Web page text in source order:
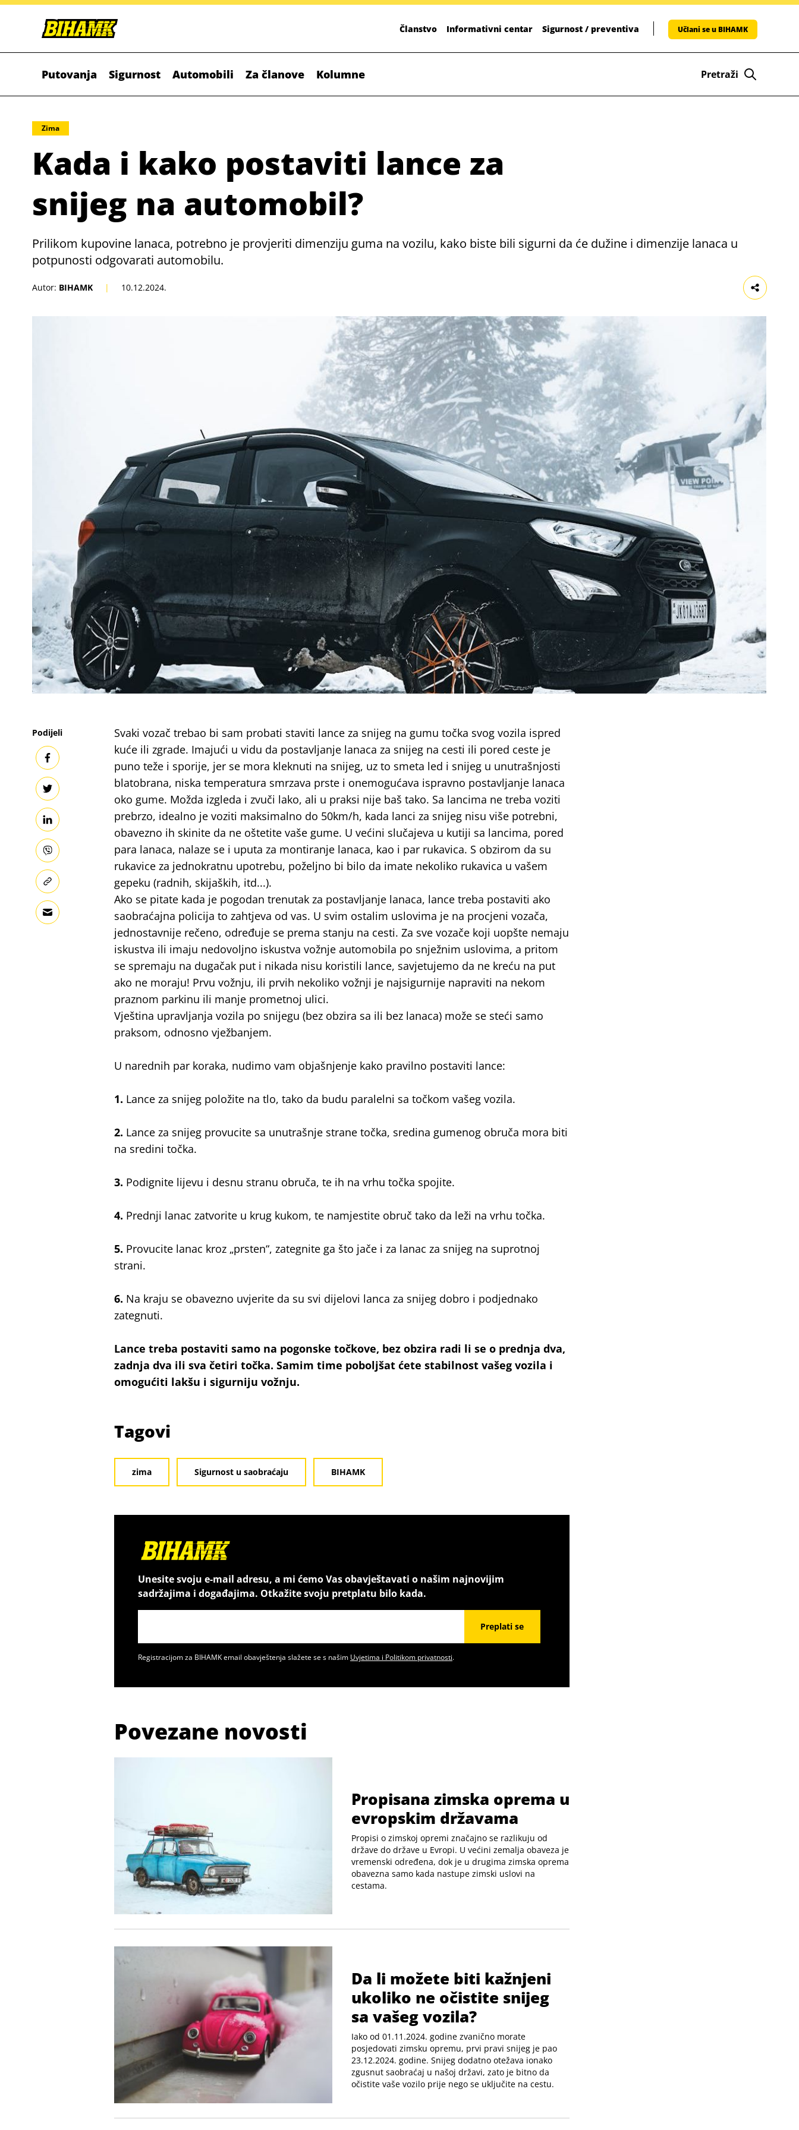
Članstvo Informativni centar Sigurnost / preventiva Učlani se u BIHAMK
Putovanja Sigurnost Automobili Za članove Kolumne Pretraži
Zima
Kada i kako postaviti lance za
snijeg na automobil?
Prilikom kupovine lanaca, potrebno je provjeriti dimenziju guma na vozilu, kako biste bili sigurni da će dužine i dimenzije lanaca u
potpunosti odgovarati automobilu.
Autor: BIHAMK | 10.12.2024.
Podijeli
Svaki vozač trebao bi sam probati staviti lance za snijeg na gumu točka svog vozila ispred
kuće ili zgrade. Imajući u vidu da postavljanje lanaca za snijeg na cesti ili pored ceste je
puno teže i sporije, jer se mora kleknuti na snijeg, uz to smeta led i snijeg u unutrašnjosti
blatobrana, niska temperatura smrzava prste i onemogućava ispravno postavljanje lanaca
oko gume. Možda izgleda i zvuči lako, ali u praksi nije baš tako. Sa lancima ne treba voziti
prebrzo, idealno je voziti maksimalno do 50km/h, kada lanci za snijeg nisu više potrebni,
obavezno ih skinite da ne oštetite vaše gume. U većini slučajeva u kutiji sa lancima, pored
para lanaca, nalaze se i uputa za montiranje lanaca, kao i par rukavica. S obzirom da su
rukavice za jednokratnu upotrebu, poželjno bi bilo da imate nekoliko rukavica u vašem
gepeku (radnih, skijaških, itd...).
Ako se pitate kada je pogodan trenutak za postavljanje lanaca, lance treba postaviti ako
saobraćajna policija to zahtjeva od vas. U svim ostalim uslovima je na procjeni vozača,
jednostavnije rečeno, određuje se prema stanju na cesti. Za sve vozače koji uopšte nemaju
iskustva ili imaju nedovoljno iskustva vožnje automobila po snježnim uslovima, a pritom
se spremaju na dugačak put i nikada nisu koristili lance, savjetujemo da ne kreću na put
ako ne moraju! Prvu vožnju, ili prvih nekoliko vožnji je najsigurnije napraviti na nekom
praznom parkinu ili manje prometnoj ulici.
Vještina upravljanja vozila po snijegu (bez obzira sa ili bez lanaca) može se steći samo
praksom, odnosno vježbanjem.
U narednih par koraka, nudimo vam objašnjenje kako pravilno postaviti lance:
1. Lance za snijeg položite na tlo, tako da budu paralelni sa točkom vašeg vozila.
2. Lance za snijeg provucite sa unutrašnje strane točka, sredina gumenog obruča mora biti
na sredini točka.
3. Podignite lijevu i desnu stranu obruča, te ih na vrhu točka spojite.
4. Prednji lanac zatvorite u krug kukom, te namjestite obruč tako da leži na vrhu točka.
5. Provucite lanac kroz „prsten“, zategnite ga što jače i za lanac za snijeg na suprotnoj
strani.
6. Na kraju se obavezno uvjerite da su svi dijelovi lanca za snijeg dobro i podjednako
zategnuti.
Lance treba postaviti samo na pogonske točkove, bez obzira radi li se o prednja dva,
zadnja dva ili sva četiri točka. Samim time poboljšat ćete stabilnost vašeg vozila i
omogućiti lakšu i sigurniju vožnju.
Tagovi
zima Sigurnost u saobraćaju BIHAMK
Unesite svoju e-mail adresu, a mi ćemo Vas obavještavati o našim najnovijim
sadržajima i događajima. Otkažite svoju pretplatu bilo kada.
Preplati se
Registracijom za BIHAMK email obavještenja slažete se s našim Uvjetima i Politikom privatnosti.
Povezane novosti
Propisana zimska oprema u
evropskim državama
Propisi o zimskoj opremi značajno se razlikuju od
države do države u Evropi. U većini zemalja obaveza je
vremenski određena, dok je u drugima zimska oprema
obavezna samo kada nastupe zimski uslovi na
cestama.
Da li možete biti kažnjeni
ukoliko ne očistite snijeg
sa vašeg vozila?
Iako od 01.11.2024. godine zvanično morate
posjedovati zimsku opremu, prvi pravi snijeg je pao
23.12.2024. godine. Snijeg dodatno otežava ionako
zgusnut saobraćaj u našoj državi, zato je bitno da
očistite vaše vozilo prije nego se uključite na cestu.